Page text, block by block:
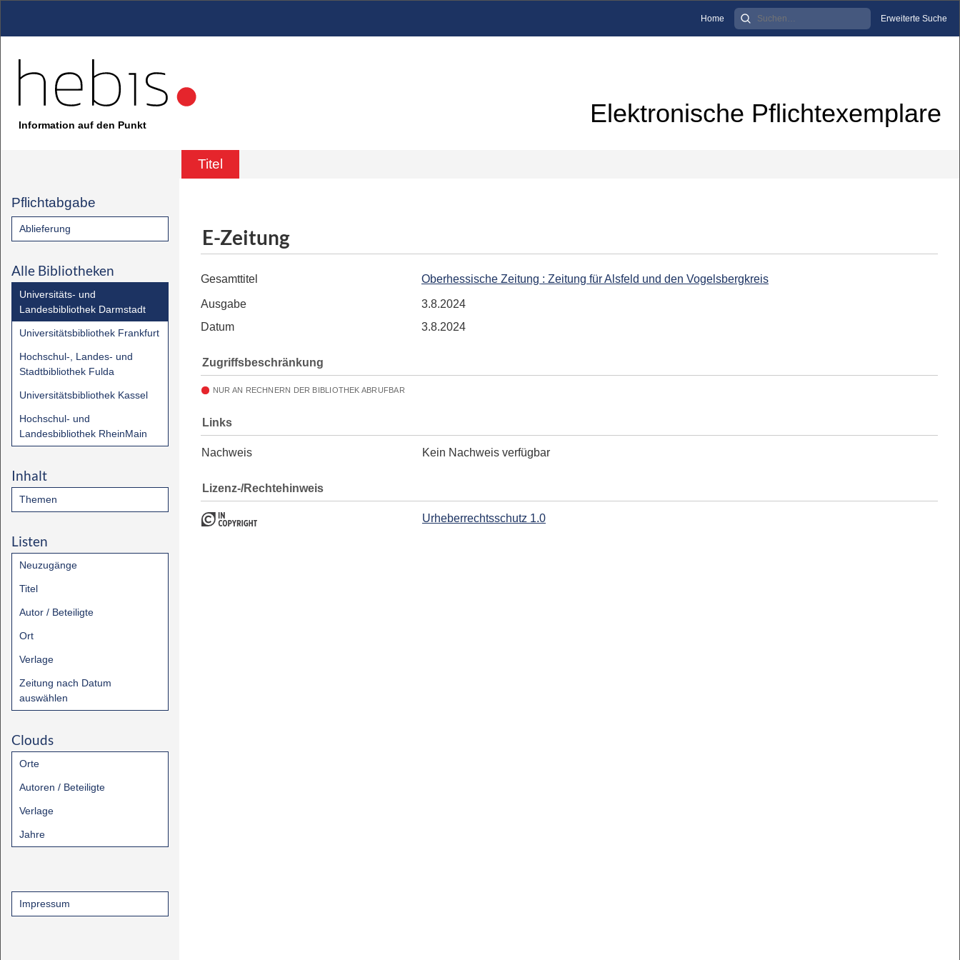
Home Erweiterte Suche
Information auf den Punkt Elektronische Pflichtexemplare
Titel
Pflichtabgabe
Ablieferung
Alle Bibliotheken
Universitäts- und
Landesbibliothek Darmstadt
Universitätsbibliothek Frankfurt
Hochschul-, Landes- und
Stadtbibliothek Fulda
Universitätsbibliothek Kassel
Hochschul- und
Landesbibliothek RheinMain
Inhalt
Themen
Listen
Neuzugänge
Titel
Autor / Beteiligte
Ort
Verlage
Zeitung nach Datum
auswählen
Clouds
Orte
Autoren / Beteiligte
Verlage
Jahre
Impressum
E-Zeitung
Gesamttitel Oberhessische Zeitung : Zeitung für Alsfeld und den Vogelsbergkreis
Ausgabe
3.8.2024
Datum
3.8.2024
Zugriffsbeschränkung
NUR AN RECHNERN DER BIBLIOTHEK ABRUFBAR
Links
Nachweis Kein Nachweis verfügbar
Lizenz-/Rechtehinweis
Urheberrechtsschutz 1.0